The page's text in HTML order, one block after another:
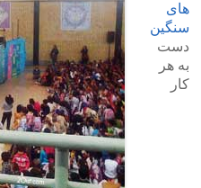
های
سنگین
دست
به هر
کار